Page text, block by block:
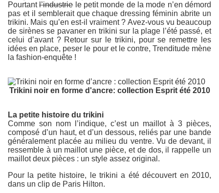
Pourtantl’industriele petit monde de la mode n’en démord
pas et il semblerait que chaque dressing féminin abrite un
trikini. Mais qu’en est-il vraiment ? Avez-vous vu beaucoup
de sirènes se pavaner en trikini sur la plage l’été passé, et
celui d’avant ? Retour sur le trikini, pour se remettre les
idées en place, peser le pour et le contre, Trenditude mène
la fashion-enquête !
Trikini noir en forme d'ancre: collection Esprit été 2010
La petite histoire du trikini
Comme son nom l’indique, c’est un maillot à 3 pièces,
composé d’un haut, et d’un dessous, reliés par une bande
généralement placée au milieu du ventre. Vu de devant, il
ressemble à un maillot une pièce, et de dos, il rappelle un
maillot deux pièces : un style assez original.
Pour la petite histoire, le trikini a été découvert en 2010,
dans un clip de Paris Hilton.